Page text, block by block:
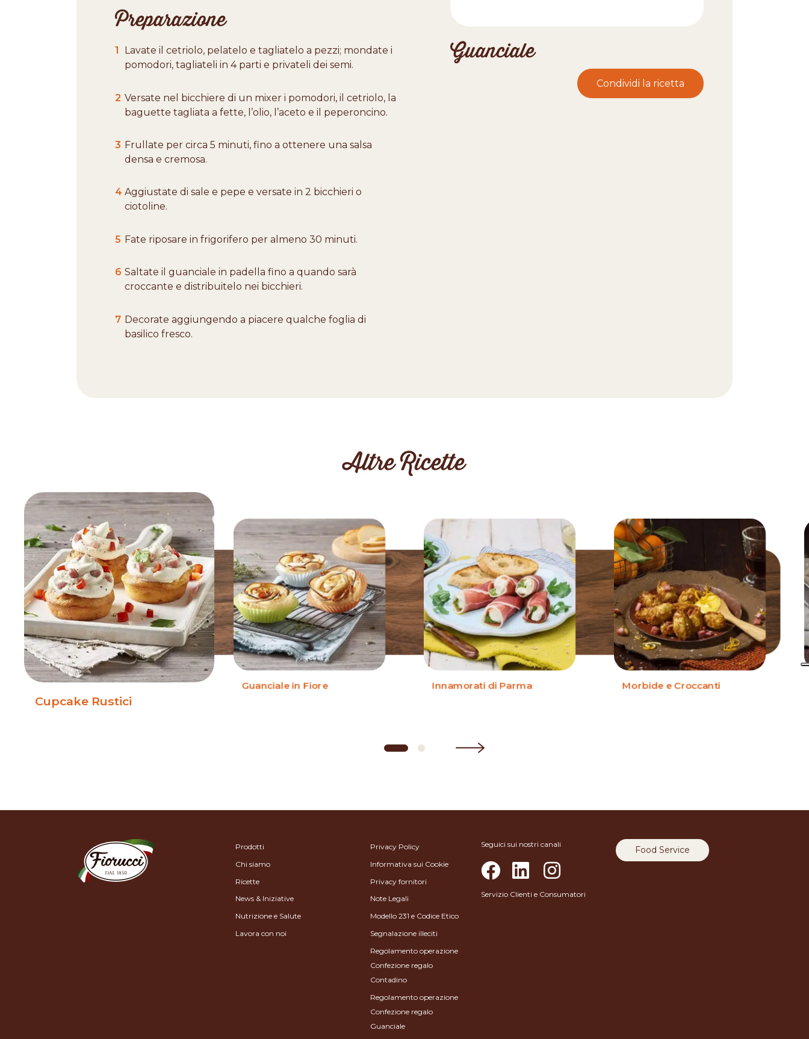
Preparazione
1
Lavate il cetriolo, pelatelo e tagliatelo a pezzi; mondate i
pomodori, tagliateli in 4 parti e privateli dei semi.
2 Versate nel bicchiere di un mixer i pomodori, il cetriolo, la
baguette tagliata a fette, l’olio, l’aceto e il peperoncino.
3 Frullate per circa 5 minuti, fino a ottenere una salsa
densa e cremosa.
4 Aggiustate di sale e pepe e versate in 2 bicchieri o
ciotoline.
5 Fate riposare in frigorifero per almeno 30 minuti.
6 Saltate il guanciale in padella fino a quando sarà
croccante e distribuitelo nei bicchieri.
7 Decorate aggiungendo a piacere qualche foglia di
basilico fresco.
Guanciale
Condividi la ricetta
Altre Ricette
Cupcake Rustici
Guanciale in Fiore Innamorati di Parma Morbide e Croccanti
Prodotti
Chi siamo
Ricette
News & Iniziative
Nutrizione e Salute
Lavora con noi
Privacy Policy
Informativa sui Cookie
Privacy fornitori
Note Legali
Modello 231 e Codice Etico
Segnalazione illeciti
Regolamento operazione
Confezione regalo
Contadino
Regolamento operazione
Confezione regalo
Guanciale
Seguici sui nostri canali
Servizio Clienti e Consumatori
Food Service